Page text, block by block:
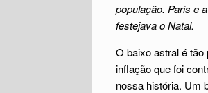
população. Paris e
festejava o Natal.
O baixo astral é
inflação que foi
nossa história. Um